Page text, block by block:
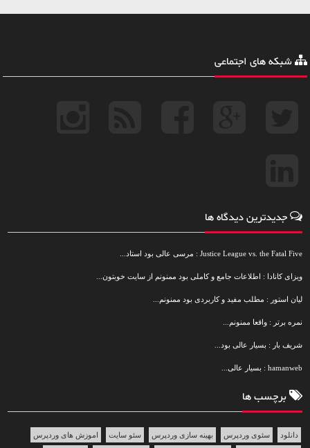
شبکه های اجتماعی
جدیدترین دیدگاه ها
Justice League vs. the Fatal Five : مرسی عالی بود استاد...
ویزای کانادا : اطلاعات جامع و کاملی بود ممنونم از سایت خوبتون...
لیان استور : مطلب مفید و کاربردی بود ممنونم...
نمره برتر : واقعا ممنونم...
شریف بار : بسیار عالی بود...
hamanweb : بسیار عالی...
برچسب ها
دانلود سئوی وردپرس بهینه سازی وردپرس سئو سایت اموزش های وردپرس